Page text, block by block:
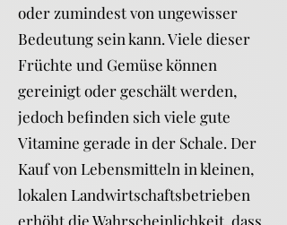
oder zumindest von ungewisser
Bedeutung sein kann. Viele dieser
Früchte und Gemüse können
gereinigt oder geschält werden,
jedoch befinden sich viele gute
Vitamine gerade in der Schale. Der
Kauf von Lebensmitteln in kleinen,
lokalen Landwirtschaftsbetrieben
erhöht die Wahrscheinlichkeit, dass